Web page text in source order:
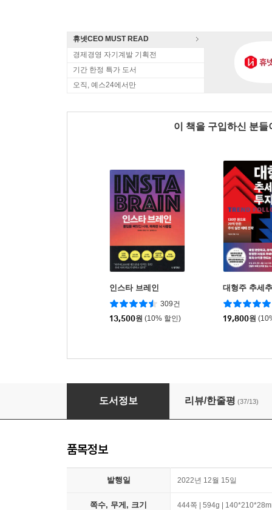
휴넷CEO MUST READ
경제경영 자기계발 기획전
기간 한정 특가 도서
오직, 예스24에서만
이 책을 구입하신 분
인스타 브레인
309건
13,500원 (10% 할인)
대형주 추세
19,800원
큇 QUIT
도서정보 리뷰/한줄평 (37/13)
품목정보
발행일 2022년 12월 15일
쪽수, 무게, 크기 444쪽 | 594g |